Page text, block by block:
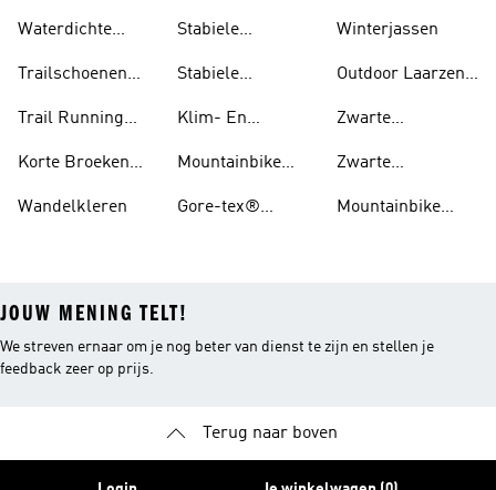
Waterdichte
Trailschoenen
Trail Running
Dames
Korte Broeken
Running
Wandelkleren
Stabiele
Voor Heren
Stabiele
Voor Dames
Klim- En
Mountainbike
Gore-tex®
Winterjassen
Outdoor Laarzen
Zwarte
Zwarte
Mountainbike
JOUW MENING TELT!
We streven ernaar om je nog beter van dienst te zijn en stellen je
feedback zeer op prijs.
Terug naar boven